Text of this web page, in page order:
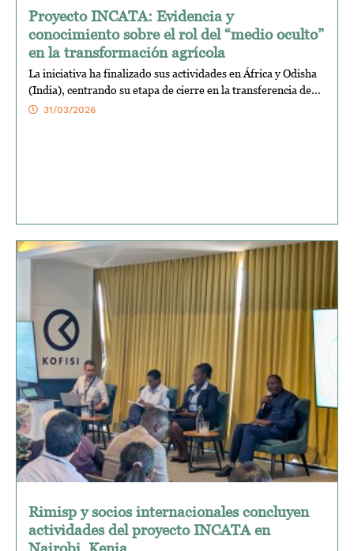
Proyecto INCATA: Evidencia y
conocimiento sobre el rol del “medio oculto”
en la transformación agrícola
La iniciativa ha finalizado sus actividades en África y Odisha
(India), centrando su etapa de cierre en la transferencia de...
31/03/2026
Rimisp y socios internacionales concluyen
actividades del proyecto INCATA en